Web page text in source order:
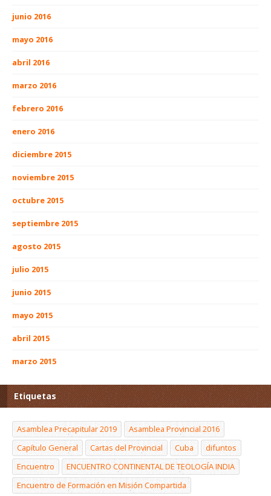
junio 2016
mayo 2016
abril 2016
marzo 2016
febrero 2016
enero 2016
diciembre 2015
noviembre 2015
octubre 2015
septiembre 2015
agosto 2015
julio 2015
junio 2015
mayo 2015
abril 2015
marzo 2015
Etiquetas
Asamblea Precapitular 2019
Asamblea Provincial 2016
Capítulo General
Cartas del Provincial Cuba
difuntos
Encuentro
ENCUENTRO CONTINENTAL DE TEOLOGÍA INDIA
Encuentro de Formación en Misión Compartida